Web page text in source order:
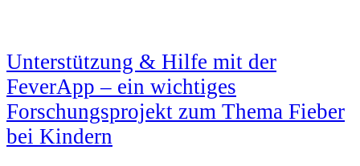
Unterstützung & Hilfe mit der
FeverApp – ein wichtiges
Forschungsprojekt zum Thema Fieber
bei Kindern